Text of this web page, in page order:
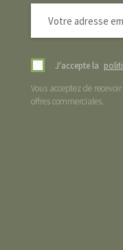
J'accepte la
Vous acceptez de
offres commerciales.